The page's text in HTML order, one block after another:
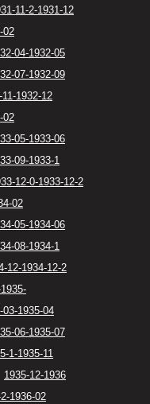
11-2-1931-12
02
04-1932-05
07-1932-09
11-1932-12
02
05-1933-06
09-1933-1
12-0-1933-12-2
02
05-1934-06
08-1934-1
12-1934-12-2
03-1935-04
06-1935-07
1-1935-11
1935-12-1936
1936-02